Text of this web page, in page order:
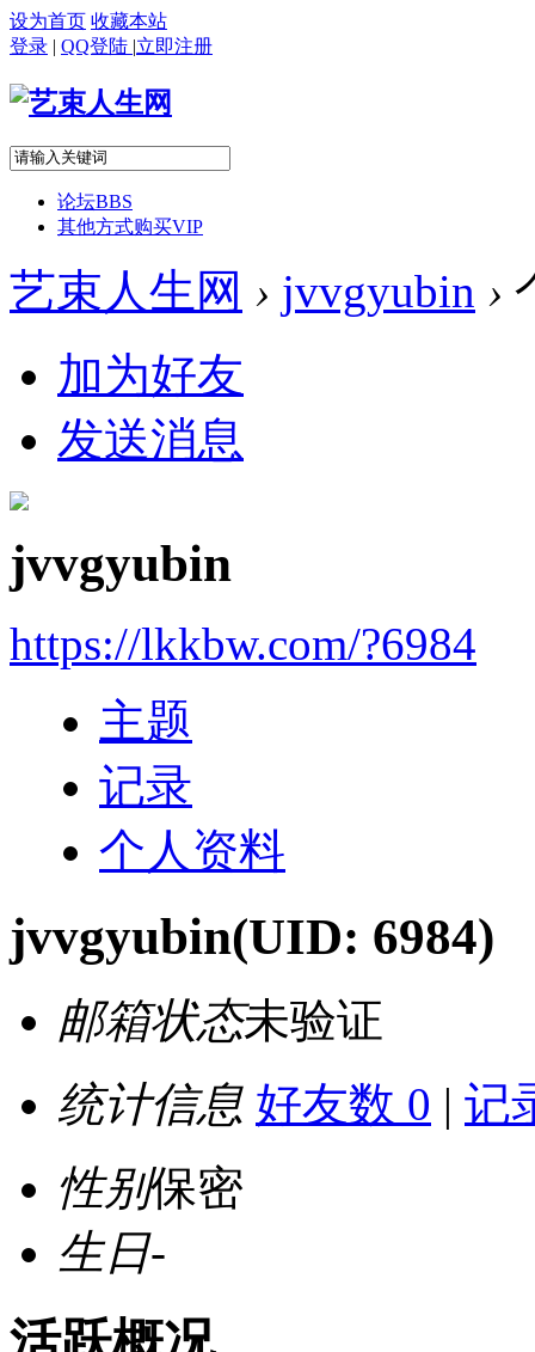
设为首页 收藏本站
登录 | QQ登陆 |立即注册
论坛BBS
其他方式购买VIP
艺束人生网 › jvvgyubin ›
加为好友
发送消息
jvvgyubin
https://lkkbw.com/?6984
主题
记录
个人资料
jvvgyubin(UID: 6984)
邮箱状态未验证
统计信息 好友数 0 | 记
性别保密
生日-